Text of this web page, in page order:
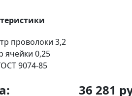
проволоки 3,2
ячейки 0,25
9074-85
36 281